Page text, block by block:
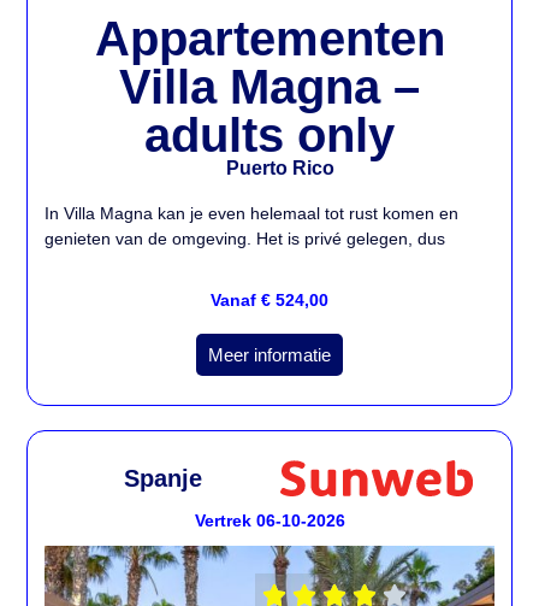
Appartementen
Villa Magna –
adults only
Puerto Rico
In Villa Magna kan je even helemaal tot rust komen en
genieten van de omgeving. Het is privé gelegen, dus
Vanaf € 524,00
Meer informatie
Spanje
Vertrek 06-10-2026
    